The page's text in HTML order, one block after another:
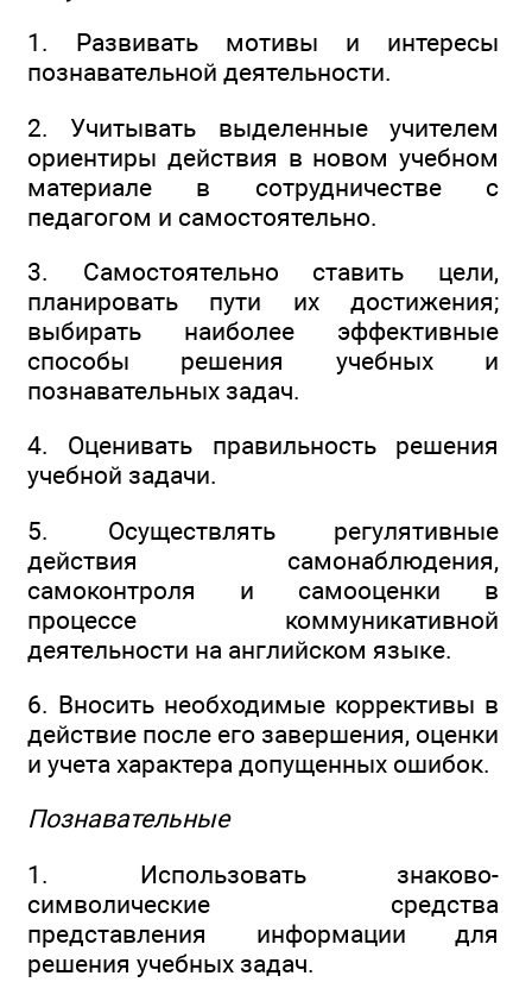
1. Развивать мотивы и интересы
познавательной деятельности.
2. Учитывать выделенные учителем
ориентиры действия в новом учебном
материале в сотрудничестве с
педагогом и самостоятельно.
3. Самостоятельно ставить цели,
планировать пути их достижения;
выбирать наиболее эффективные
способы решения учебных и
познавательных задач.
4. Оценивать правильность решения
учебной задачи.
5. Осуществлять регулятивные
действия самонаблюдения,
самоконтроля и самооценки в
процессе коммуникативной
деятельности на английском языке.
6. Вносить необходимые коррективы в
действие после его завершения, оценки
и учета характера допущенных ошибок.
Познавательные
1. Использовать знаково-
символические средства
представления информации для
решения учебных задач.